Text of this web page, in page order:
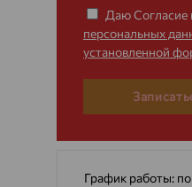
Даю Согласие
персональных
установленной
График работы: